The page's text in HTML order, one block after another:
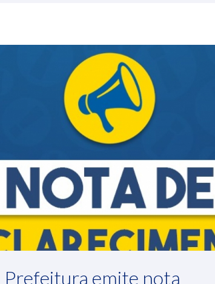
Prefeitura emite nota